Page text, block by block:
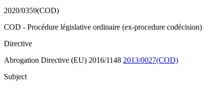
2020/0359(COD)
COD - Procédure législative ordinaire (ex-procedure codécision)
Directive
Abrogation Directive (EU) 2016/1148 2013/0027(COD)
Subject